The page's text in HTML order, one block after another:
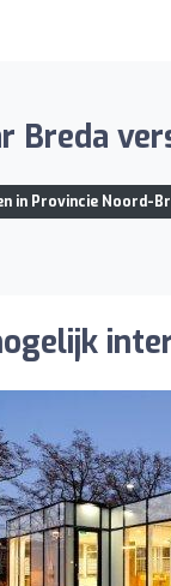
Breda
in Provincie Noord-